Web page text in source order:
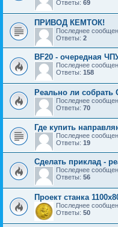
Ответы: 69
ПРИВОД КЕМТОК!
Последнее
Ответы: 2
BF20 - очередная
Последнее
Ответы: 158
Реально ли собрать
Последнее
Ответы: 70
Где купить
Последнее
Ответы: 19
Сделать приклад -
Последнее
Ответы: 56
Проект станка
Последнее
Ответы: 50